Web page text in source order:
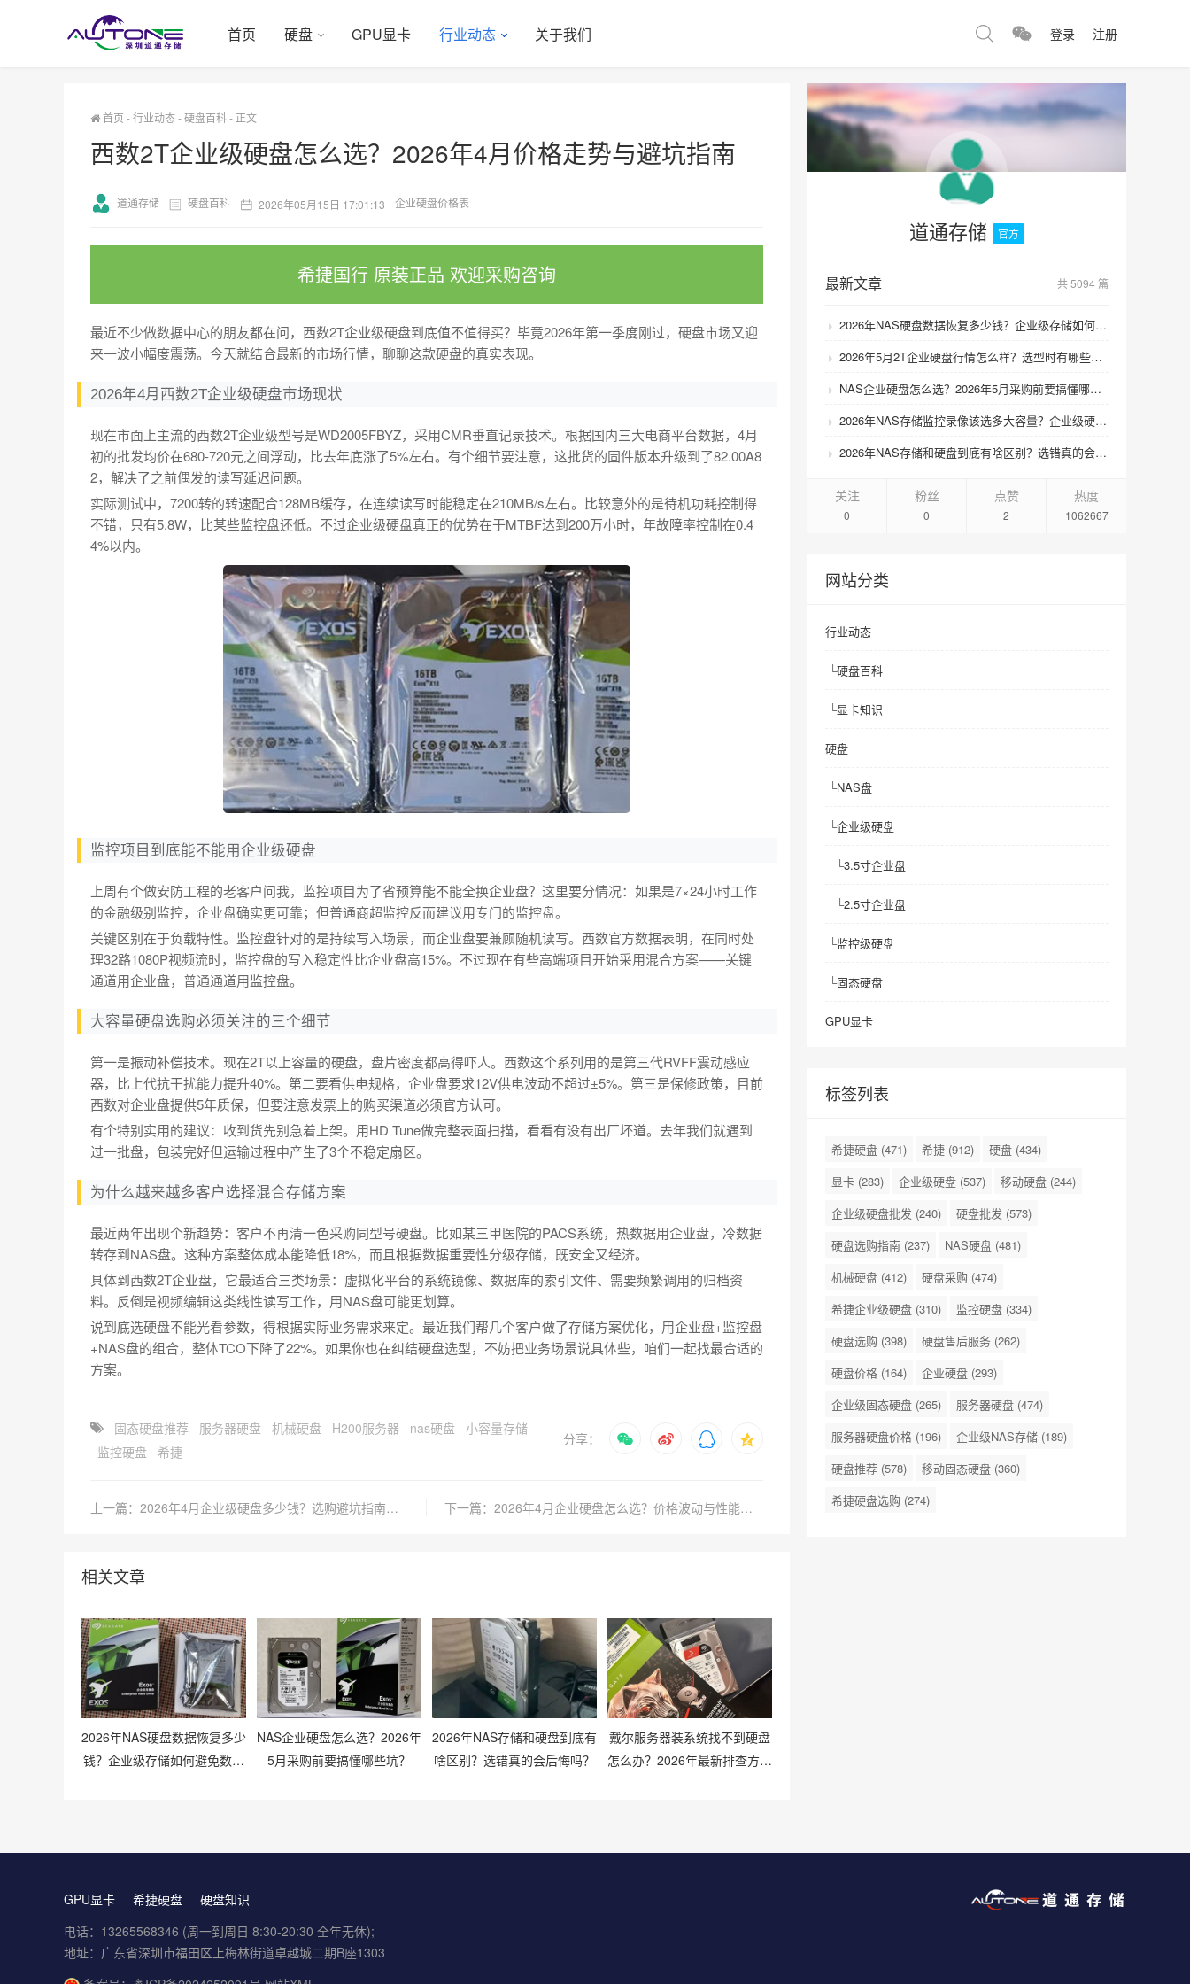
首页 硬盘 GPU显卡 行业动态 关于我们 登录 注册
首页 -行业动态-硬盘百科- 正文
西数2T企业级硬盘怎么选？2026年4月价格走势与避坑指南
道通存储 硬盘百科 2026年05月15日 17:01:13 企业硬盘价格表
希捷国行 原装正品 欢迎采购咨询
最近不少做数据中心的朋友都在问，西数2T企业级硬盘到底值不值得买？毕竟2026年第一季度刚过，硬盘市场又迎
来一波小幅度震荡。今天就结合最新的市场行情，聊聊这款硬盘的真实表现。
2026年4月西数2T企业级硬盘市场现状
现在市面上主流的西数2T企业级型号是WD2005FBYZ，采用CMR垂直记录技术。根据国内三大电商平台数据，4月
初的批发均价在680-720元之间浮动，比去年底涨了5%左右。有个细节要注意，这批货的固件版本升级到了82.00A8
2，解决了之前偶发的读写延迟问题。
实际测试中，7200转的转速配合128MB缓存，在连续读写时能稳定在210MB/s左右。比较意外的是待机功耗控制得
不错，只有5.8W，比某些监控盘还低。不过企业级硬盘真正的优势在于MTBF达到200万小时，年故障率控制在0.4
4%以内。
监控项目到底能不能用企业级硬盘
上周有个做安防工程的老客户问我，监控项目为了省预算能不能全换企业盘？这里要分情况：如果是7×24小时工作
的金融级别监控，企业盘确实更可靠；但普通商超监控反而建议用专门的监控盘。
关键区别在于负载特性。监控盘针对的是持续写入场景，而企业盘要兼顾随机读写。西数官方数据表明，在同时处
理32路1080P视频流时，监控盘的写入稳定性比企业盘高15%。不过现在有些高端项目开始采用混合方案——关键
通道用企业盘，普通通道用监控盘。
大容量硬盘选购必须关注的三个细节
第一是振动补偿技术。现在2T以上容量的硬盘，盘片密度都高得吓人。西数这个系列用的是第三代RVFF震动感应
器，比上代抗干扰能力提升40%。第二要看供电规格，企业盘要求12V供电波动不超过±5%。第三是保修政策，目前
西数对企业盘提供5年质保，但要注意发票上的购买渠道必须官方认可。
有个特别实用的建议：收到货先别急着上架。用HD Tune做完整表面扫描，看看有没有出厂坏道。去年我们就遇到
过一批盘，包装完好但运输过程中产生了3个不稳定扇区。
为什么越来越多客户选择混合存储方案
最近两年出现个新趋势：客户不再清一色采购同型号硬盘。比如某三甲医院的PACS系统，热数据用企业盘，冷数据
转存到NAS盘。这种方案整体成本能降低18%，而且根据数据重要性分级存储，既安全又经济。
具体到西数2T企业盘，它最适合三类场景：虚拟化平台的系统镜像、数据库的索引文件、需要频繁调用的归档资
料。反倒是视频编辑这类线性读写工作，用NAS盘可能更划算。
说到底选硬盘不能光看参数，得根据实际业务需求来定。最近我们帮几个客户做了存储方案优化，用企业盘+监控盘
+NAS盘的组合，整体TCO下降了22%。如果你也在纠结硬盘选型，不妨把业务场景说具体些，咱们一起找最合适的
方案。
固态硬盘推荐 服务器硬盘 机械硬盘 H200服务器 nas硬盘
小容量存储
监控硬盘
希捷
分享：
上一篇：2026年4月企业级硬盘多少钱？选购避坑指南与行情解读 下一篇：2026年4月企业硬盘怎么选？价格波动与性能对比指南
相关文章
2026年NAS硬盘数据恢复多少
钱？企业级存储如何避免数据
NAS企业硬盘怎么选？2026年
5月采购前要搞懂哪些坑？
2026年NAS存储和硬盘到底有
啥区别？选错真的会后悔吗？
戴尔服务器装系统找不到硬盘
怎么办？2026年最新排查方法
道通存储 官方
最新文章 共 5094 篇
2026年NAS硬盘数据恢复多少钱？企业级存储如何避免数据丢失风险？
2026年5月2T企业硬盘行情怎么样？选型时有哪些避坑技巧？
NAS企业硬盘怎么选？2026年5月采购前要搞懂哪些坑？
2026年NAS存储监控录像该选多大容量？企业级硬盘怎么搭配才划算？
2026年NAS存储和硬盘到底有啥区别？选错真的会后悔吗？
关注
0
粉丝
0
点赞
2
热度
1062667
网站分类
行业动态
└硬盘百科
└显卡知识
硬盘
└NAS盘
└企业级硬盘
└3.5寸企业盘
└2.5寸企业盘
└监控级硬盘
└固态硬盘
GPU显卡
标签列表
希捷硬盘 (471) 希捷 (912) 硬盘 (434)
显卡 (283) 企业级硬盘 (537) 移动硬盘 (244)
企业级硬盘批发 (240) 硬盘批发 (573)
硬盘选购指南 (237) NAS硬盘 (481)
机械硬盘 (412) 硬盘采购 (474)
希捷企业级硬盘 (310) 监控硬盘 (334)
硬盘选购 (398) 硬盘售后服务 (262)
硬盘价格 (164) 企业硬盘 (293)
企业级固态硬盘 (265) 服务器硬盘 (474)
服务器硬盘价格 (196) 企业级NAS存储 (189)
硬盘推荐 (578) 移动固态硬盘 (360)
希捷硬盘选购 (274)
GPU显卡 希捷硬盘
硬盘知识
电话：13265568346 (周一到周日 8:30-20:30 全年无休);
地址：广东省深圳市福田区上梅林街道卓越城二期B座1303